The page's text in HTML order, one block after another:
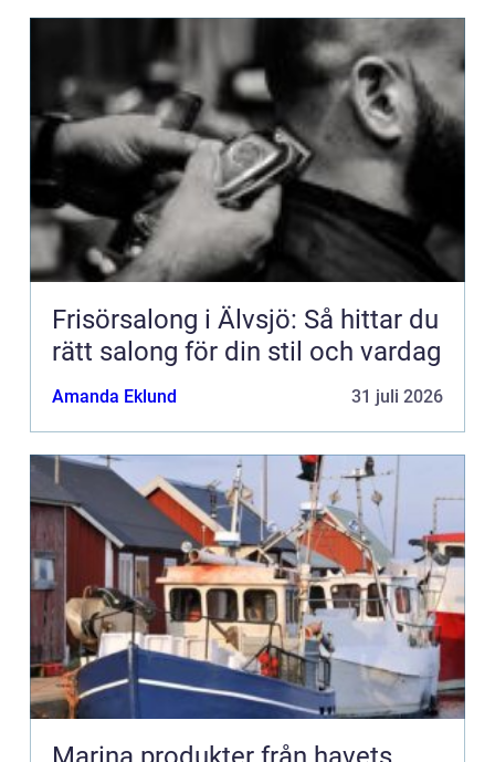
Frisörsalong i Älvsjö: Så hittar du
rätt salong för din stil och vardag
Amanda Eklund 31 juli 2026